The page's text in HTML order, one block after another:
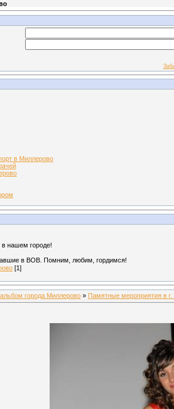
в Миллерово
в нашем городе!
в ВОВ. Помним, любим, гордимся!
[1]
города Миллерово » Памятные мероприятия в